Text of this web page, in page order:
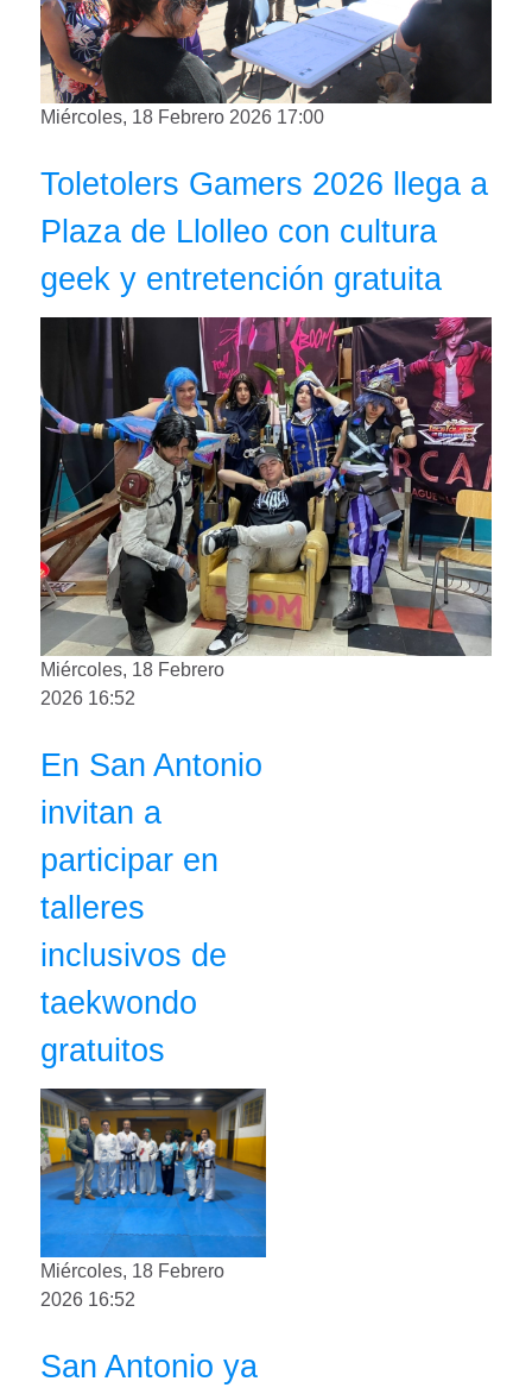
Miércoles, 18 Febrero 2026 17:00
Toletolers Gamers 2026 llega a
Plaza de Llolleo con cultura
geek y entretención gratuita
Miércoles, 18 Febrero
2026 16:52
En San Antonio
invitan a
participar en
talleres
inclusivos de
taekwondo
gratuitos
Miércoles, 18 Febrero
2026 16:52
San Antonio ya